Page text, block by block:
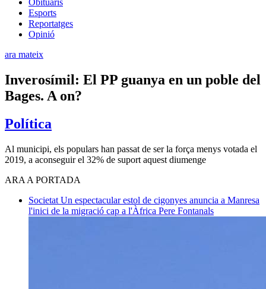
Esports
Reportatges
Opinió
ara mateix
Inverosímil: El PP guanya en un poble del
Bages. A on?
Política
Al municipi, els populars han passat de ser la força menys votada el
2019, a aconseguir el 32% de suport aquest diumenge
ARA A PORTADA
Societat Un espectacular estol de cigonyes anuncia a Manresa
l'inici de la migració cap a l'Àfrica Pere Fontanals